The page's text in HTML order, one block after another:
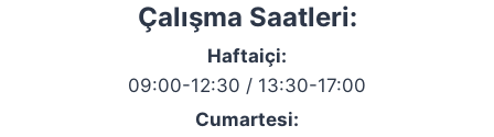
Çalışma Saatleri:
Haftaiçi:
09:00-12:30 / 13:30-17:00
Cumartesi: